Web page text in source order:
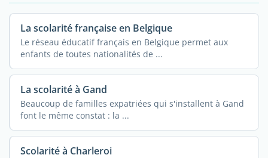
La scolarité française en Belgique
Le réseau éducatif français en Belgique permet aux
enfants de toutes nationalités de ...
La scolarité à Gand
Beaucoup de familles expatriées qui s'installent à Gand
font le même constat : la ...
Scolarité à Charleroi